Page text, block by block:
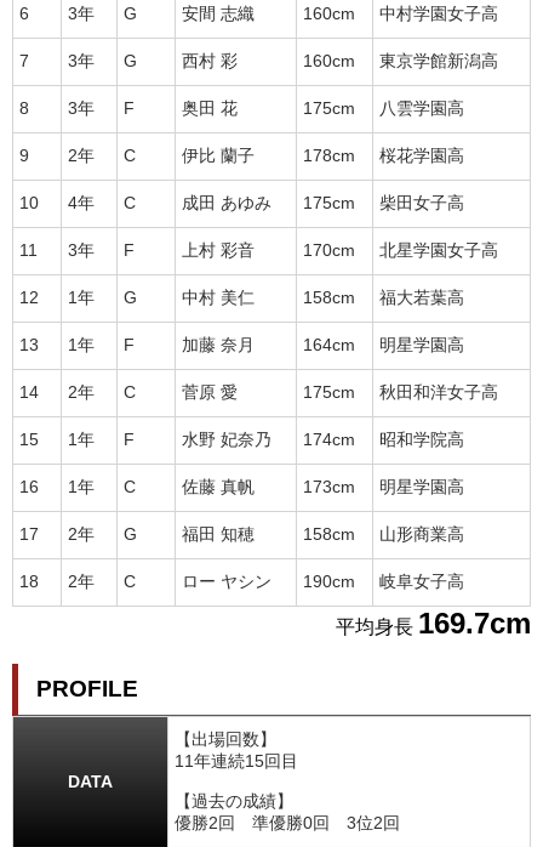
6 3年 G 安間 志織 160cm 中村学園女子高
7 3年 G 西村 彩 160cm 東京学館新潟高
8 3年 F 奥田 花 175cm 八雲学園高
9 2年 C 伊比 蘭子 178cm 桜花学園高
10 4年 C 成田 あゆみ 175cm 柴田女子高
11 3年 F 上村 彩音 170cm 北星学園女子高
12 1年 G 中村 美仁 158cm 福大若葉高
13 1年 F 加藤 奈月 164cm 明星学園高
14 2年 C 菅原 愛 175cm 秋田和洋女子高
15 1年 F 水野 妃奈乃 174cm 昭和学院高
16 1年 C 佐藤 真帆 173cm 明星学園高
17 2年 G 福田 知穂 158cm 山形商業高
18 2年 C ロー ヤシン 190cm 岐阜女子高
平均身長 169.7cm
PROFILE
DATA
【出場回数】
11年連続15回目
【過去の成績】
優勝2回 準優勝0回 3位2回